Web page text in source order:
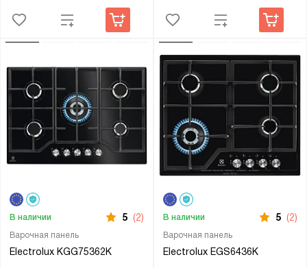
Варочная панель
Electrolux KGG75362K
В наличии 5 (2)
Варочная панель
Electrolux EGS6436K
В наличии 5 (2)